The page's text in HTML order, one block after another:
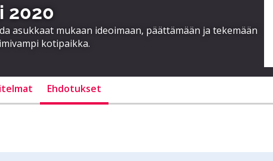
2020
asukkaat mukaan ideoimaan, päättämään ja tekemään
kotipaikka.
Ehdotukset